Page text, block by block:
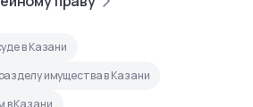
в Казани
имущества в Казани
в Казани